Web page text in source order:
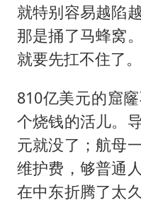
就特别容易越陷
那是捅了马蜂窝
就要先扛不住了。
810亿美元的窟
个烧钱的活儿。
元就没了；航母
维护费，够普通
在中东折腾了太